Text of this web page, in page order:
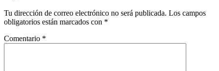
Tu dirección de correo electrónico no será publicada. Los campos
obligatorios están marcados con *
Comentario *